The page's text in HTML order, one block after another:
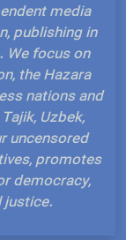
media
publishing in
We focus on
the Hazara
nations and
Uzbek,
uncensored
promotes
democracy,
justice.